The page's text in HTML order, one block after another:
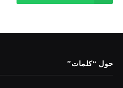
حول “كلمات”